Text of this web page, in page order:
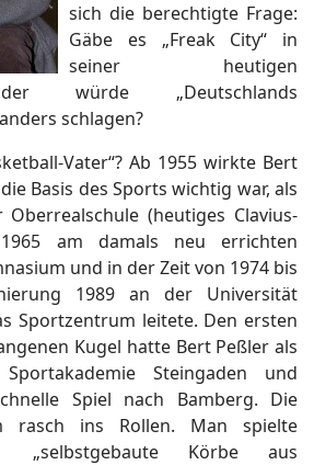
sich die berechtigte Frage:
Gäbe es „Freak City“ in
seiner heutigen
würde „Deutschlands
schlagen?
Vater“? Ab 1955 wirkte Bert
Basis des Sports wichtig war, als
(heutiges Clavius-
am damals neu errichten
und in der Zeit von 1974 bis
1989 an der Universität
Sportzentrum leitete. Den ersten
Kugel hatte Bert Peßler als
Steingaden und
Spiel nach Bamberg. Die
rasch ins Rollen. Man spielte
Körbe aus